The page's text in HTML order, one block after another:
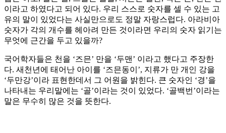
이라고 하였다고 되어 있다. 우리 스스로 숫자를 셀 수 있는 고
유의 말이 있었다는 사실만으로도 정말 자랑스럽다. 아라비아
숫자가 각의 개수를 헤아려 만든 것이라면 우리의 숫자 읽기는
무엇에 근간을 두고 있을까?
국어학자들은 천을 ‘즈믄’ 만을 ‘두맨’ 이라고 했다고 주장한
다. 새천년에 태어난 아이를 ‘즈믄동이’, 지류가 만 개인 강을
‘두만강’이라 표현한데서 그 어원을 밝힌다. 큰 숫자인 ‘경’을
나타내는 우리말에는 ‘골’이라는 것이 있었다. ‘골백번’이라는
말은 무수히 많은 것을 뜻한다.